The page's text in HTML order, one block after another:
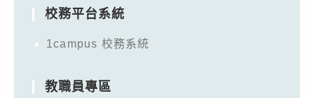
校務平台系統
1campus 校務系統
教職員專區